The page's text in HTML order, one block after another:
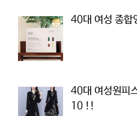
40대 여성 종합
40대 여성원피
10 !!